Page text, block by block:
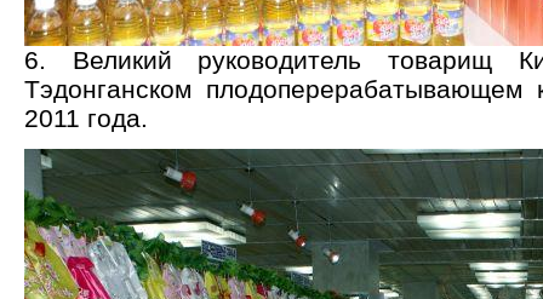
6. Великий руководитель
Тэдонганском плодоперерабатывающем
2011 года.